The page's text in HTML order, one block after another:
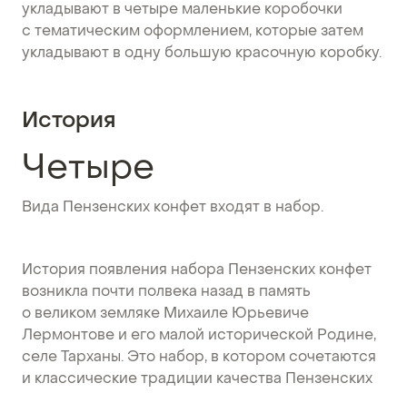
укладывают в четыре маленькие коробочки
с тематическим оформлением, которые затем
укладывают в одну большую красочную коробку.
История
Четыре
Вида Пензенских конфет входят в набор.
История появления набора Пензенских конфет
возникла почти полвека назад в память
о великом земляке Михаиле Юрьевиче
Лермонтове и его малой исторической Родине,
селе Тарханы. Это набор, в котором сочетаются
и классические традиции качества Пензенских